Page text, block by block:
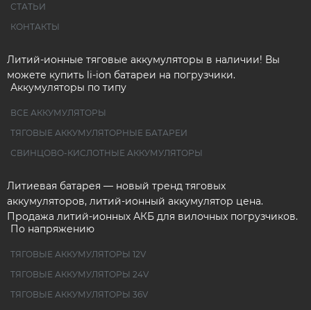
СТАТЬИ
КОНТАКТЫ
Литий-ионные тяговые аккумуляторы в наличии! Вы
можете купить li-ion батареи на погрузчики.
Аккумуляторы по типу
ВСЕ АККУМУЛЯТОРЫ
ТЯГОВЫЕ АККУМУЛЯТОРНЫЕ БАТАРЕИ
СВИНЦОВО-КИСЛОТНЫЕ АККУМУЛЯТОРЫ
Литиевая батарея — новый тренд тяговых
аккумуляторов, литий-ионный аккумулятор цена.
Продажа литий-ионных АКБ для вилочных погрузчиков.
По напряжению
ТЯГОВЫЕ АККУМУЛЯТОРЫ 12V
ТЯГОВЫЕ АККУМУЛЯТОРЫ 24V
ТЯГОВЫЕ АККУМУЛЯТОРЫ 36V